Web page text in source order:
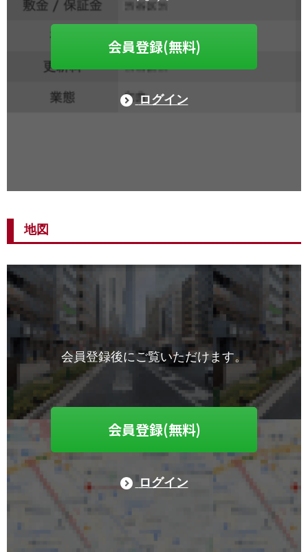
会員登録(無料)
ログイン
地図
会員登録後にご覧いただけます。
会員登録(無料)
ログイン